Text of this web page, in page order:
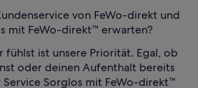
von FeWo-direkt und
mit FeWo-direkt™ erwarten?
fühlst ist unsere Priorität. Egal, ob
oder deinen Aufenthalt bereits
Sorglos mit FeWo-direkt™